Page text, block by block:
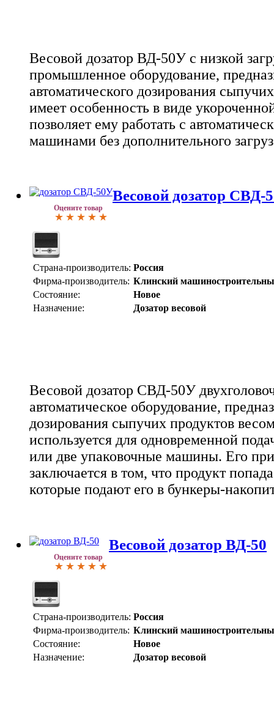
Весовой дозатор ВД-50У с низкой
промышленное оборудование,
автоматического дозирования
имеет особенность в виде
позволяет ему работать с
машинами без дополнительного
Оцените товар
Весовой дозатор СВД-
Страна-производитель: Россия
Фирма-производитель: Клинский
Состояние:
Новое
Назначение:
Дозатор весовой
Весовой дозатор СВД-50У
автоматическое оборудование,
дозирования сыпучих продуктов
используется для одновременной
или две упаковочные машины. Его
заключается в том, что продукт
которые подают его в бункеры-
Оцените товар
Весовой дозатор ВД-50
Страна-производитель: Россия
Фирма-производитель: Клинский
Состояние:
Новое
Назначение:
Дозатор весовой